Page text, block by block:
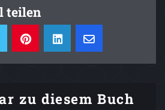
teilen
zu diesem Buch